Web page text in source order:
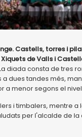
Castells, torres i
de Valls i
diada consta de tres
dues tandes més,
a menor segons el
i timbalers, mentre a
per l'alcalde de la